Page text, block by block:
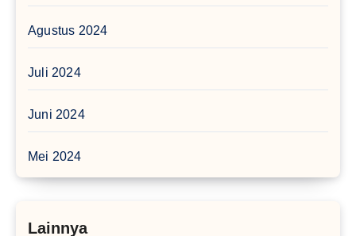
Agustus 2024
Juli 2024
Juni 2024
Mei 2024
Lainnya